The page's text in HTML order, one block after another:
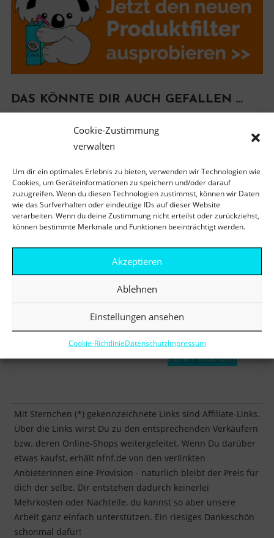
Cookie-Zustimmung
verwalten
Um dir ein optimales Erlebnis zu bieten, verwenden wir Technologien wie
Cookies, um Geräteinformationen zu speichern und/oder darauf
zuzugreifen. Wenn du diesen Technologien zustimmst, können wir Daten
wie das Surfverhalten oder eindeutige IDs auf dieser Website
verarbeiten. Wenn du deine Zustimmung nicht erteilst oder zurückziehst,
können bestimmte Merkmale und Funktionen beeinträchtigt werden.
Akzeptieren
Ablehnen
Einstellungen ansehen
Cookie-RichtlinieDatenschutzImpressum
DAS KÖNNTE DIR AUCH GEFALLEN …
INNOCENT COCONUT
ZUM PRODUKT
VITA COCO COCONUT
JETZT KAUFEN*
ZUM PRODUKT
Mit Sternchen (*) gekennzeichnete Links sind Affiliate-Links.
Über die Links wirst Du zu den entsprechenden Verkäufern
bzw. deren Online-Shops weitergeleitet. Wenn Du darüber
etwas kaufst, erhält nfnf.de von den verlinkten
AnbieterInnen eine Provision - natürlich bleibt der Preis für
dich der selbe. Dir entstehen dadurch keinerlei
Mehrkosten oder Nachteile, du kannst so aber unsere
Arbeit ganz einfach unterstützen. Ein riesiges Dankeschön
schonmal dafür!